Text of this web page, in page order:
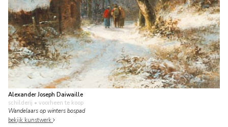
Alexander Joseph Daiwaille
schilderij • voorheen te koop
Wandelaars op winters bospad
bekijk kunstwerk